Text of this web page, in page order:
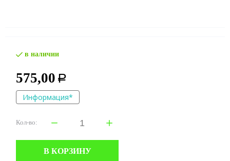
в наличии
575,00 Р
Информация*
Кол-во:
В КОРЗИНУ